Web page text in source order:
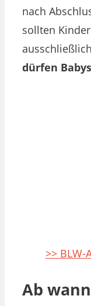
nach
sollten
dürfen
>> BLW-
Ab